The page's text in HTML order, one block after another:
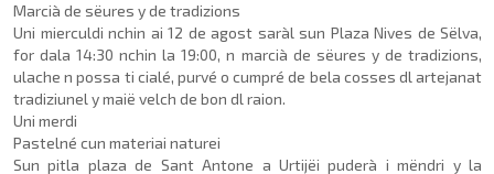
Marcià de sëures y de tradizions
Uni mierculdi nchin ai 12 de agost saràl sun Plaza Nives de Sëlva,
for dala 14:30 nchin la 19:00, n marcià de sëures y de tradizions,
ulache n possa ti cialé, purvé o cumpré de bela cosses dl artejanat
tradi­ziunel y maië velch de bon dl raion.
Uni merdi
Pastelné cun materiai naturei
Sun pitla plaza de Sant Antone a Urtijëi puderà i mëndri y la